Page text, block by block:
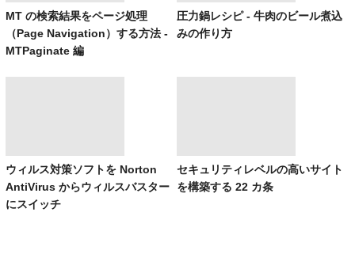
MT の検索結果をページ処理
（Page Navigation）する方法 -
MTPaginate 編
圧力鍋レシピ - 牛肉のビール煮込
みの作り方
ウィルス対策ソフトを Norton
AntiVirus からウィルスバスター
にスイッチ
セキュリティレベルの高いサイト
を構築する 22 カ条